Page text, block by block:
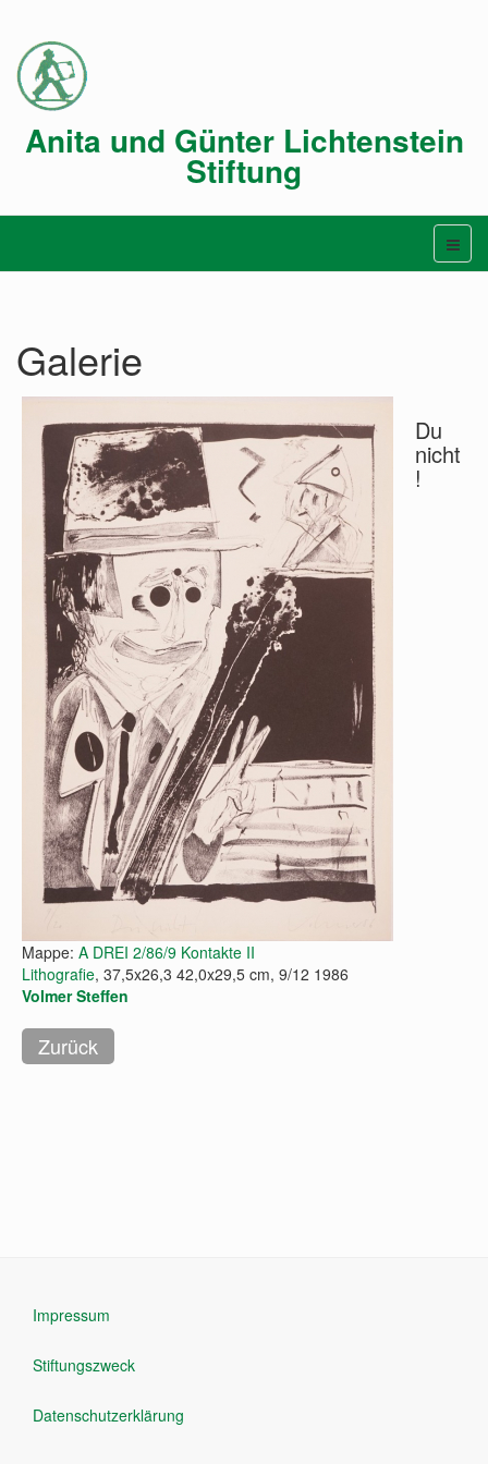
Anita und Günter Lichtenstein
Stiftung
Galerie
Du
nicht
!
Mappe: A DREI 2/86/9 Kontakte II
Lithografie, 37,5x26,3 42,0x29,5 cm, 9/12 1986
Volmer Steffen
Impressum
Stiftungszweck
Datenschutzerklärung